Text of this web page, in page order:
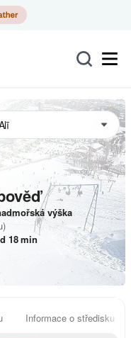
výška
18min
Informace o středisku